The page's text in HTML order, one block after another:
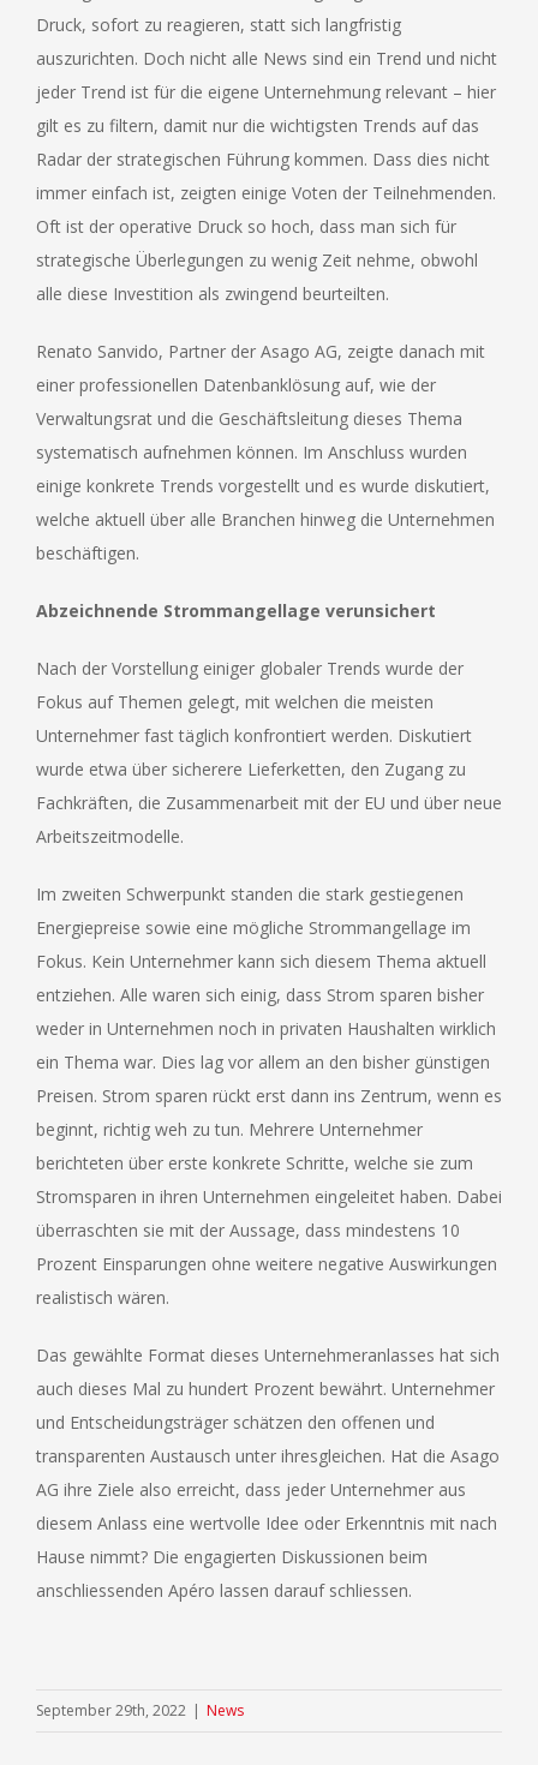
Druck, sofort zu reagieren, statt sich langfristig
auszurichten. Doch nicht alle News sind ein Trend und nicht
jeder Trend ist für die eigene Unternehmung relevant – hier
gilt es zu filtern, damit nur die wichtigsten Trends auf das
Radar der strategischen Führung kommen. Dass dies nicht
immer einfach ist, zeigten einige Voten der Teilnehmenden.
Oft ist der operative Druck so hoch, dass man sich für
strategische Überlegungen zu wenig Zeit nehme, obwohl
alle diese Investition als zwingend beurteilten.
Renato Sanvido, Partner der Asago AG, zeigte danach mit
einer professionellen Datenbanklösung auf, wie der
Verwaltungsrat und die Geschäftsleitung dieses Thema
systematisch aufnehmen können. Im Anschluss wurden
einige konkrete Trends vorgestellt und es wurde diskutiert,
welche aktuell über alle Branchen hinweg die Unternehmen
beschäftigen.
Abzeichnende Strommangellage verunsichert
Nach der Vorstellung einiger globaler Trends wurde der
Fokus auf Themen gelegt, mit welchen die meisten
Unternehmer fast täglich konfrontiert werden. Diskutiert
wurde etwa über sicherere Lieferketten, den Zugang zu
Fachkräften, die Zusammenarbeit mit der EU und über neue
Arbeitszeitmodelle.
Im zweiten Schwerpunkt standen die stark gestiegenen
Energiepreise sowie eine mögliche Strommangellage im
Fokus. Kein Unternehmer kann sich diesem Thema aktuell
entziehen. Alle waren sich einig, dass Strom sparen bisher
weder in Unternehmen noch in privaten Haushalten wirklich
ein Thema war. Dies lag vor allem an den bisher günstigen
Preisen. Strom sparen rückt erst dann ins Zentrum, wenn es
beginnt, richtig weh zu tun. Mehrere Unternehmer
berichteten über erste konkrete Schritte, welche sie zum
Stromsparen in ihren Unternehmen eingeleitet haben. Dabei
überraschten sie mit der Aussage, dass mindestens 10
Prozent Einsparungen ohne weitere negative Auswirkungen
realistisch wären.
Das gewählte Format dieses Unternehmeranlasses hat sich
auch dieses Mal zu hundert Prozent bewährt. Unternehmer
und Entscheidungsträger schätzen den offenen und
transparenten Austausch unter ihresgleichen. Hat die Asago
AG ihre Ziele also erreicht, dass jeder Unternehmer aus
diesem Anlass eine wertvolle Idee oder Erkenntnis mit nach
Hause nimmt? Die engagierten Diskussionen beim
anschliessenden Apéro lassen darauf schliessen.
September 29th, 2022 News